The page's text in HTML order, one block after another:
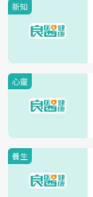
新知
心靈
養生